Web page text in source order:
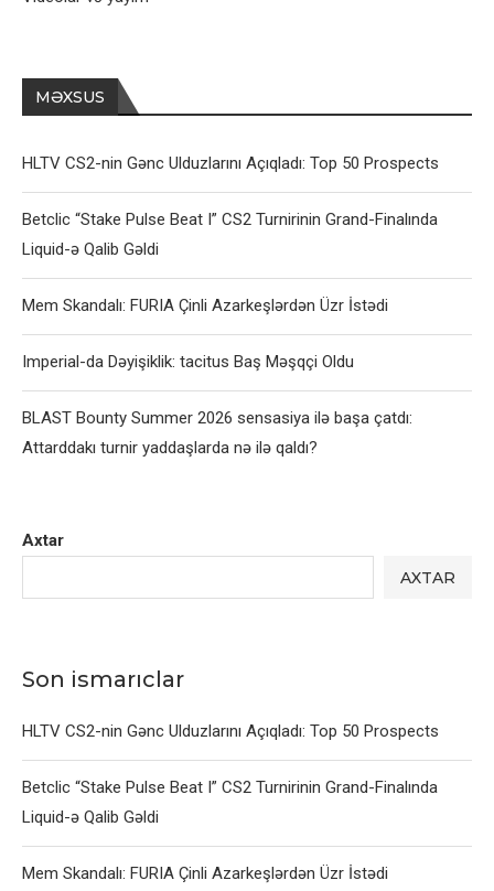
Axtar
AXTAR
Son ismarıclar
HLTV CS2-nin Gənc Ulduzlarını Açıqladı: Top 50 Prospects
Betclic “Stake Pulse Beat I” CS2 Turnirinin Grand-Finalında
Liquid-ə Qalib Gəldi
Mem Skandalı: FURIA Çinli Azarkeşlərdən Üzr İstədi
MƏXSUS
HLTV CS2-nin Gənc Ulduzlarını Açıqladı: Top 50 Prospects
Betclic “Stake Pulse Beat I” CS2 Turnirinin Grand-Finalında
Liquid-ə Qalib Gəldi
Mem Skandalı: FURIA Çinli Azarkeşlərdən Üzr İstədi
Imperial-da Dəyişiklik: tacitus Baş Məşqçi Oldu
BLAST Bounty Summer 2026 sensasiya ilə başa çatdı:
Attarddakı turnir yaddaşlarda nə ilə qaldı?